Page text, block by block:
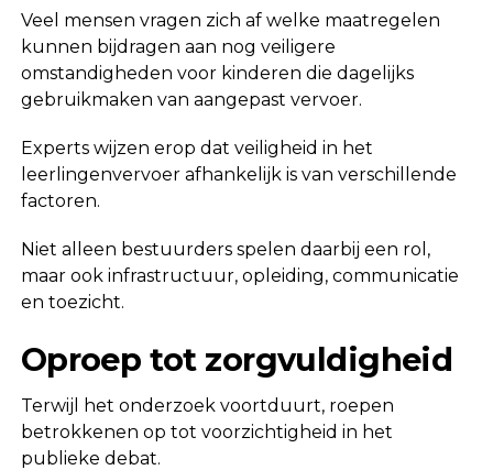
Veel mensen vragen zich af welke maatregelen
kunnen bijdragen aan nog veiligere
omstandigheden voor kinderen die dagelijks
gebruikmaken van aangepast vervoer.
Experts wijzen erop dat veiligheid in het
leerlingenvervoer afhankelijk is van verschillende
factoren.
Niet alleen bestuurders spelen daarbij een rol,
maar ook infrastructuur, opleiding, communicatie
en toezicht.
Oproep tot zorgvuldigheid
Terwijl het onderzoek voortduurt, roepen
betrokkenen op tot voorzichtigheid in het
publieke debat.